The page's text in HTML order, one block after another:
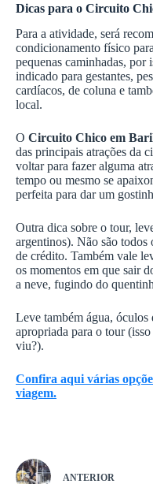
Dicas para o Circuito
Para a atividade, será
condicionamento físico
pequenas caminhadas, por
indicado para gestantes,
cardíacos, de coluna e
local.
O Circuito Chico em
das principais atrações da
voltar para fazer alguma
tempo ou mesmo se
perfeita para dar um
Outra dica sobre o tour,
argentinos). Não são todos
de crédito. Também vale
os momentos em que sair
a neve, fugindo do
Leve também água, óculos
apropriada para o tour
viu?).
Confira aqui várias
viagem.
ANTERIOR